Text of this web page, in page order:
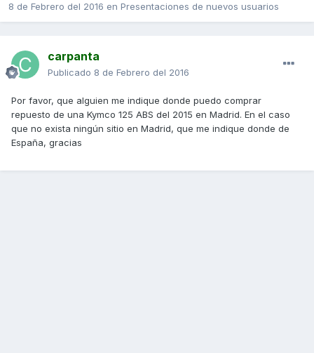
8 de Febrero del 2016 en Presentaciones de nuevos usuarios
carpanta
Publicado 8 de Febrero del 2016
Por favor, que alguien me indique donde puedo comprar
repuesto de una Kymco 125 ABS del 2015 en Madrid. En el caso
que no exista ningún sitio en Madrid, que me indique donde de
España, gracias